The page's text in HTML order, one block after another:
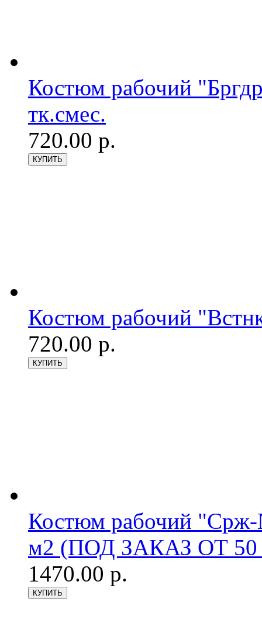
Костюм рабочий
тк.смес.
720.00 р.
Костюм рабочий
720.00 р.
Костюм рабочий
м2 (ПОД ЗАКАЗ ОТ 50
1470.00 р.